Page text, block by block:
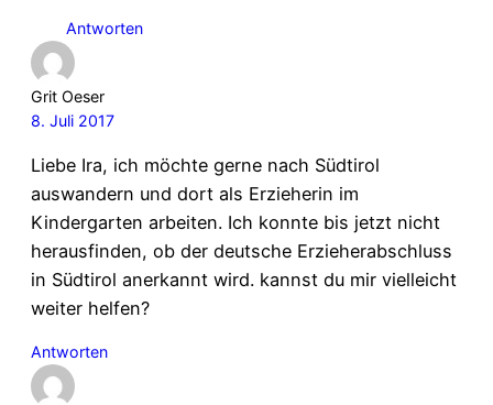
Antworten
Grit Oeser
8. Juli 2017
Liebe Ira, ich möchte gerne nach Südtirol
auswandern und dort als Erzieherin im
Kindergarten arbeiten. Ich konnte bis jetzt nicht
herausfinden, ob der deutsche Erzieherabschluss
in Südtirol anerkannt wird. kannst du mir vielleicht
weiter helfen?
Antworten